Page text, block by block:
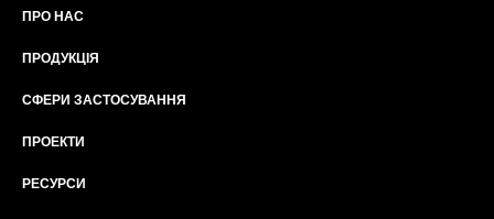
ПРО НАС
ПРОДУКЦІЯ
СФЕРИ ЗАСТОСУВАННЯ
ПРОЕКТИ
РЕСУРСИ